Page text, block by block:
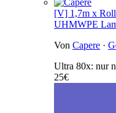
[V] 1,7m x
UHMWPE
Von Capere ·
Ultra 80x: nur
25€